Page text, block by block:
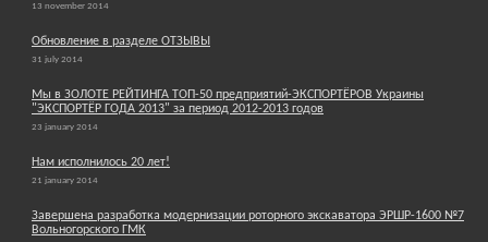
13 november 2014
Обновление в разделе ОТЗЫВЫ
31 july 2014
Мы в ЗОЛОТЕ РЕЙТИНГА ТОП-50 предприятий-ЭКСПОРТЁРОВ Украины
"ЭКСПОРТЁР ГОДА 2013" за период 2012-2013 годов
23 january 2014
Нам исполнилось 20 лет!
21 january 2014
Завершена разработка модернизации роторного экскаватора ЭРШР-1600 №7
Вольногорского ГМК